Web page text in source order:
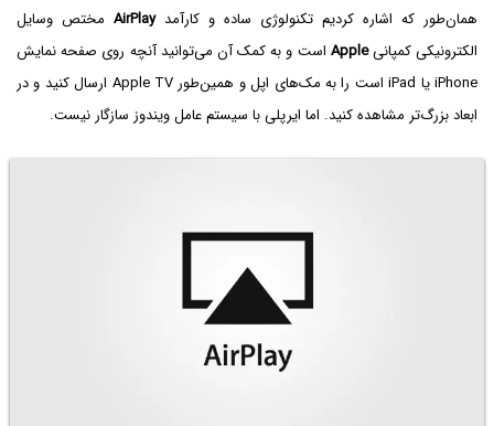
همان‌طور که اشاره کردیم تکنولوژی ساده و کارآمدAirPlay مختص وسایل
الکترونیکی کمپانیApple است و به کمک آن می‌توانید آنچه روی صفحه نمایش
iPhone یا iPad است را به مک‌های اپل و همین‌طور Apple TV ارسال کنید و در
ابعاد بزرگ‌تر مشاهده کنید. اما ایرپلی با سیستم عامل ویندوز سازگار نیست.